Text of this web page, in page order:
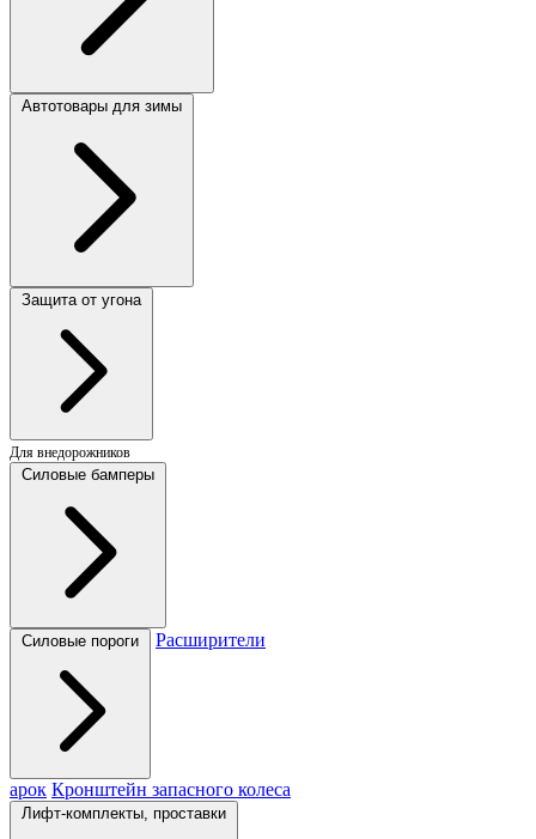
Автотовары для зимы
Защита от угона
Для внедорожников
Силовые бамперы
Силовые пороги Расширители
арок Кронштейн запасного колеса
Лифт-комплекты, проставки